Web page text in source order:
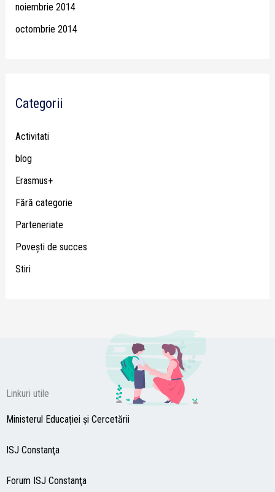
noiembrie 2014
octombrie 2014
Categorii
Activitati
blog
Erasmus+
Fără categorie
Parteneriate
Poveşti de succes
Stiri
Linkuri utile
Ministerul Educației și Cercetării
ISJ Constanţa
Forum ISJ Constanţa